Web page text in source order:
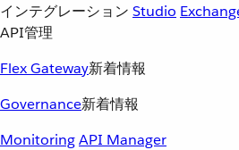
インテグレーション Studio
API管理
Flex Gateway新着情報
Governance新着情報
MonitoringAPI Manager